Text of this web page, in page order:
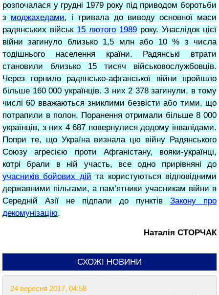
розпочалася у грудні 1979 року під приводом боротьби
з моджахедами, і тривала до виводу основної маси
радянських військ 15 лютого 1989 року. Унаслідок цієї
війни загинуло близько 1,5 млн або 10 % з числа
тодішнього населення країни. Радянські втрати
становили близько 15 тисяч військовослужбовців.
Через горнило радянсько-афганської війни пройшло
більше 160 000 українців. З них 2 378 загинули, в тому
числі 60 вважаються зниклими безвісти або тими, що
потрапили в полон. Поранення отримали більше 8 000
українців, з них 4 687 повернулися додому інвалідами.
Попри те, що Україна визнала цю війну Радянського
Союзу агресією проти Афганістану, вояки-українці,
котрі брали в ній участь, все одно прирівняні до
учасників бойових дій та користуються відповідними
державними пільгами, а пам’ятники учасникам війни в
Середній Азії не підпали до пунктів Закону про
декомунізацію.
Наталія СТОРЧАК
СХОЖІ НОВИНИ
24 вересня 2017, 04:58